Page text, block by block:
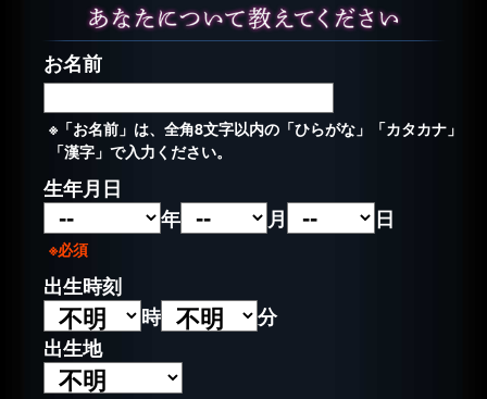
お名前
※「お名前」は、全角8文字以内の「ひらがな」「カタカナ」
「漢字」で入力ください。
生年月日
年
月 日
※必須
出生時刻
時
分
出生地